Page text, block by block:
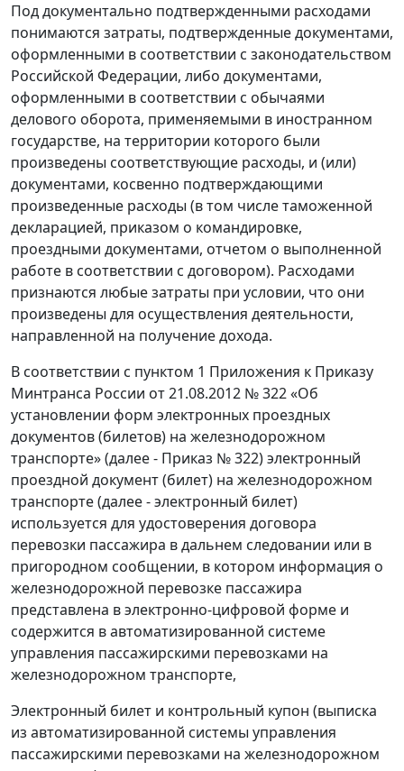
Под документально подтвержденными расходами
понимаются затраты, подтвержденные документами,
оформленными в соответствии с законодательством
Российской Федерации, либо документами,
оформленными в соответствии с обычаями
делового оборота, применяемыми в иностранном
государстве, на территории которого были
произведены соответствующие расходы, и (или)
документами, косвенно подтверждающими
произведенные расходы (в том числе таможенной
декларацией, приказом о командировке,
проездными документами, отчетом о выполненной
работе в соответствии с договором). Расходами
признаются любые затраты при условии, что они
произведены для осуществления деятельности,
направленной на получение дохода.
В соответствии с пунктом 1 Приложения к Приказу
Минтранса России от 21.08.2012 № 322 «Об
установлении форм электронных проездных
документов (билетов) на железнодорожном
транспорте» (далее - Приказ № 322) электронный
проездной документ (билет) на железнодорожном
транспорте (далее - электронный билет)
используется для удостоверения договора
перевозки пассажира в дальнем следовании или в
пригородном сообщении, в котором информация о
железнодорожной перевозке пассажира
представлена в электронно-цифровой форме и
содержится в автоматизированной системе
управления пассажирскими перевозками на
железнодорожном транспорте,
Электронный билет и контрольный купон (выписка
из автоматизированной системы управления
пассажирскими перевозками на железнодорожном